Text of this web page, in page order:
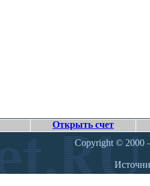
Открыть счет
Copyright © 2000